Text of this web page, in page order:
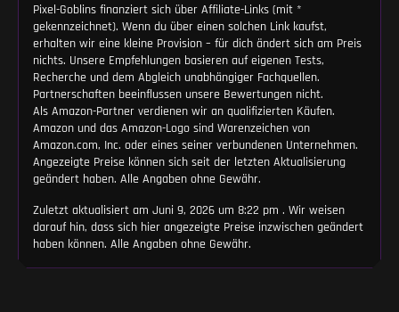
Pixel-Goblins finanziert sich über Affiliate-Links (mit *
gekennzeichnet). Wenn du über einen solchen Link kaufst,
erhalten wir eine kleine Provision – für dich ändert sich am Preis
nichts. Unsere Empfehlungen basieren auf eigenen Tests,
Recherche und dem Abgleich unabhängiger Fachquellen.
Partnerschaften beeinflussen unsere Bewertungen nicht.
Als Amazon-Partner verdienen wir an qualifizierten Käufen.
Amazon und das Amazon-Logo sind Warenzeichen von
Amazon.com, Inc. oder eines seiner verbundenen Unternehmen.
Angezeigte Preise können sich seit der letzten Aktualisierung
geändert haben. Alle Angaben ohne Gewähr.
Zuletzt aktualisiert am Juni 9, 2026 um 8:22 pm . Wir weisen
darauf hin, dass sich hier angezeigte Preise inzwischen geändert
haben können. Alle Angaben ohne Gewähr.